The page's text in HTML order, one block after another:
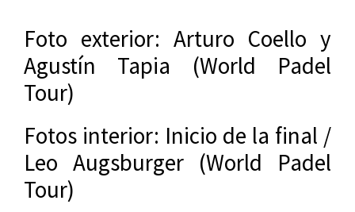
Foto exterior: Arturo Coello y
Agustín Tapia (World Padel
Tour)
Fotos interior: Inicio de la final /
Leo Augsburger (World Padel
Tour)